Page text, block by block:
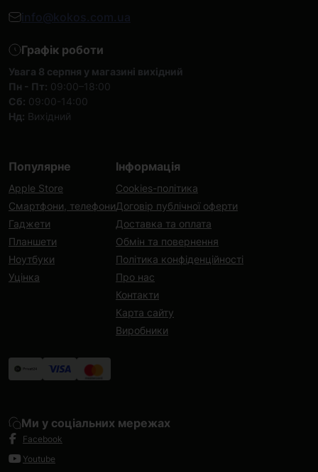
info@kokos.com.ua
Графік роботи
Увага 8 серпня у магазині вихідний
Пн - Пт: 09:00–18:00
Сб: 09:00-14:00
Нд: Вихідний
Популярне
Apple Store
Смартфони, телефони
Гаджети
Планшети
Ноутбуки
Уцінка
Інформація
Cookies-політика
Договір публічної оферти
Доставка та оплата
Обмін та повернення
Політика конфіденційності
Про нас
Контакти
Карта сайту
Виробники
Ми у соціальних мережах
Facebook
Youtube